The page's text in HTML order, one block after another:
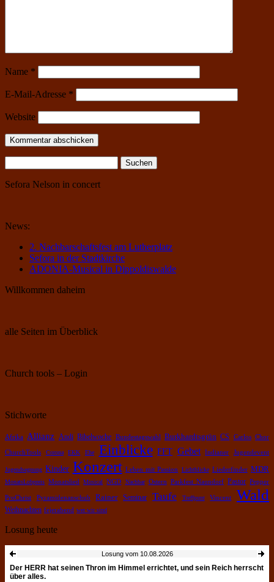
Name *
E-Mail-Adresse *
Website
nach:
Sefora Nelson in concert
News:
2. Nachbarschaftsfest am Lutherplatz
Sefora in der Stadtkirche
ADONIA-Musical in Dippoldiswalde
Willkommen daheim
alle Seiten im Überblick
Church tools – Login
Stichworte
Afrika Allianz Andi Bibelwoche Bundestagswahl Burkhardtsgrün CS Carlos Chor
ChurchTools Corona EKK Ehe Einblicke FFT Gebet Indianer Jugendevent
Jugendsegnung Kinder Konzert Leben mit Passion Lichtblicke Liederfinder MDR
MonatsLobpreis Monatslied Musical NGD Nachbar Ostern Parkfest Naundorf Pastor Pepper
ProChrist Pyramidenanschub Rainer Seminar Taufe Treffpunt Vincent Wald
Weihnachten fejerabend wer wir sind
Losung heute